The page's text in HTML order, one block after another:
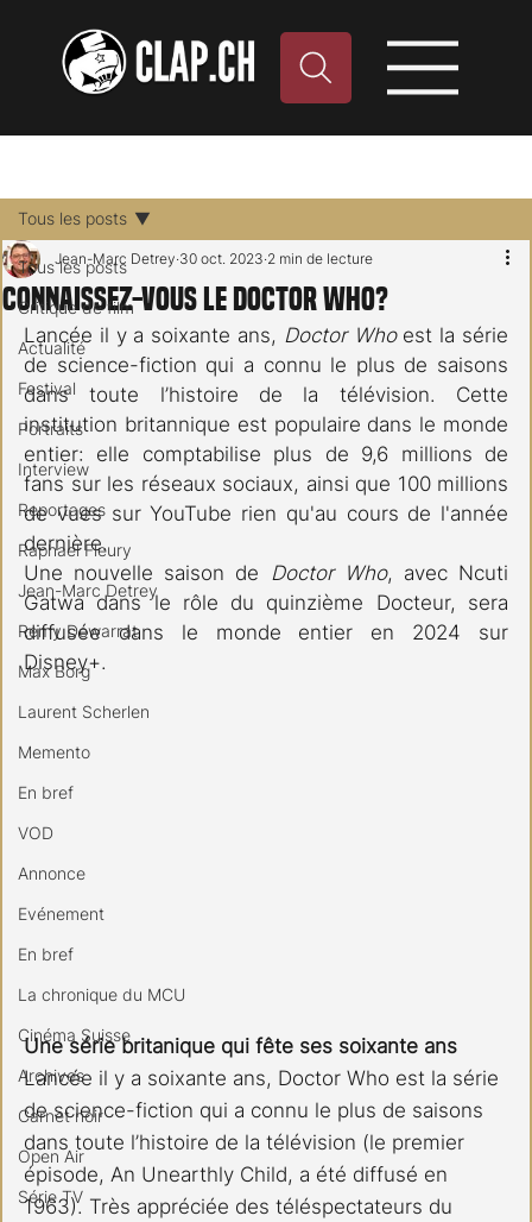
Tous les posts
Critique de film
Actualité
Festival
Portraits
Interview
Reportages
Raphael Fleury
Jean-Marc Detrey
Remy Dewarrat
Max Borg
Laurent Scherlen
Memento
En bref
VOD
Annonce
Evénement
En bref
La chronique du MCU
Cinéma Suisse
Archives
Carnet noir
Open Air
Série TV
Tous les posts
Connaissez-vous le Doctor Who?
Jean-Marc Detrey 30 oct. 2023 2 min de lecture
Lancée il y a soixante ans, Doctor Who est la série
de science-fiction qui a connu le plus de saisons
dans toute l’histoire de la télévision. Cette
institution britannique est populaire dans le monde
entier: elle comptabilise plus de 9,6 millions de
fans sur les réseaux sociaux, ainsi que 100 millions
de vues sur YouTube rien qu'au cours de l'année
dernière.
Une nouvelle saison de
Doctor Who, avec Ncuti
Gatwa dans le rôle du quinzième Docteur, sera
diffusée dans le monde entier en 2024 sur
Disney+.
Une série britanique qui fête ses soixante ans
Lancée il y a soixante ans, Doctor Who est la série
de science-fiction qui a connu le plus de saisons
dans toute l’histoire de la télévision (le premier
épisode, An Unearthly Child, a été diffusé en
1963). Très appréciée des téléspectateurs du